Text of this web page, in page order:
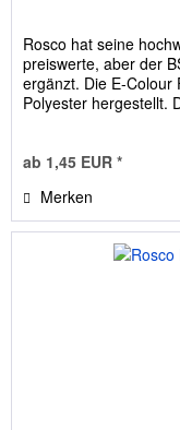
Rosco hat seine
preiswerte, aber der
ergänzt. Die E-Colour
Polyester hergestellt.
ab 1,45 EUR *
Merken